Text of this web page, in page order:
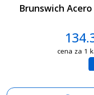
Brunswich
cena za 1